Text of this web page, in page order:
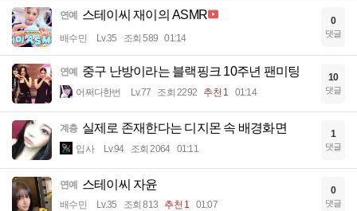
연예 스테이씨 재이의 ASMR
배수민 Lv.35 조회 589 01:14
0
댓글
연예 중구 난방이라는 블랙핑크 10주년 팬미팅
어쩌다한번 Lv.77 조회 2292 추천 1 01:14
10
댓글
계층 실제로 존재한다는 디지몬 속 배경화면
입사 Lv.94 조회 2064 01:11
1
댓글
연예 스테이씨 자윤
배수민 Lv.35 조회 813 추천 1 01:07
0
댓글